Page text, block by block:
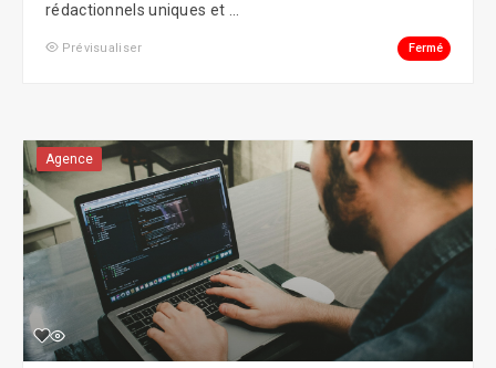
rédactionnels uniques et ...
Prévisualiser Fermé
Agence